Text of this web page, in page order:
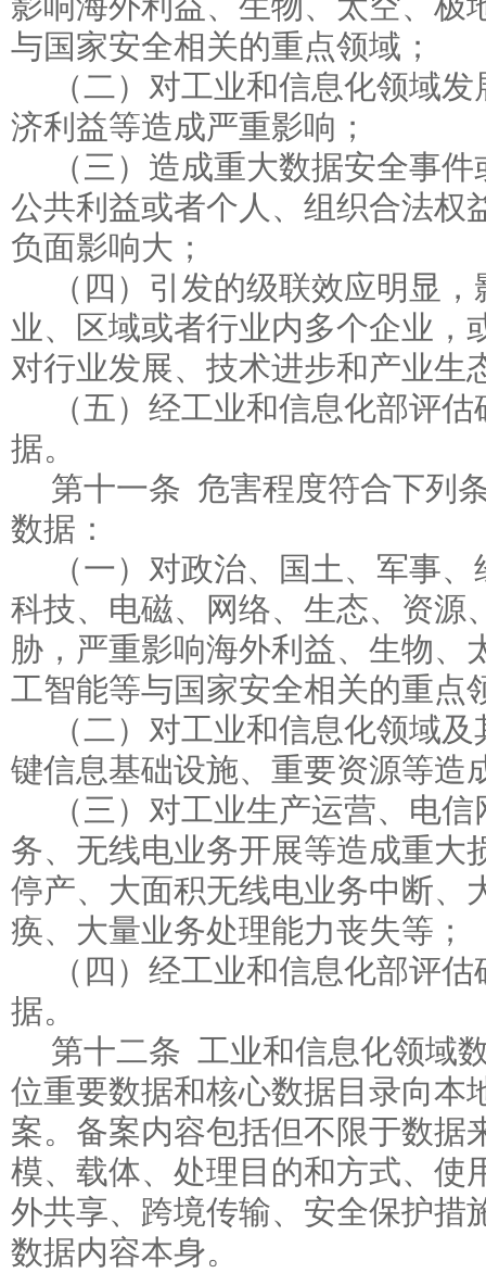
与国家安全相关的重点领域；
（二）对工业和信息化领域
济利益等造成严重影响；
（三）造成重大数据安全事
公共利益或者个人、组织合法权
负面影响大；
（四）引发的级联效应明显
业、区域或者行业内多个企业，
对行业发展、技术进步和产业生
（五）经工业和信息化部评
据。
第十一条 危害程度符合下列
数据：
（一）对政治、国土、军事
科技、电磁、网络、生态、资源
胁，严重影响海外利益、生物、
工智能等与国家安全相关的重点
（二）对工业和信息化领域
键信息基础设施、重要资源等造
（三）对工业生产运营、电
务、无线电业务开展等造成重大
停产、大面积无线电业务中断、
痪、大量业务处理能力丧失等；
（四）经工业和信息化部评
据。
第十二条 工业和信息化领域
位重要数据和核心数据目录向本
案。备案内容包括但不限于数据
模、载体、处理目的和方式、使
外共享、跨境传输、安全保护措
数据内容本身。